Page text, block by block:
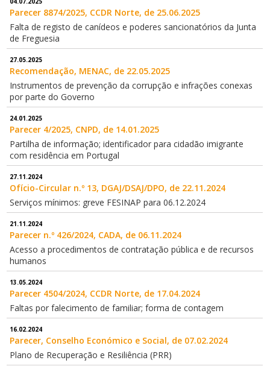
Parecer 8874/2025, CCDR Norte, de 25.06.2025
Falta de registo de canídeos e poderes sancionatórios da Junta
de Freguesia
27.05.2025
Recomendação, MENAC, de 22.05.2025
Instrumentos de prevenção da corrupção e infrações conexas
por parte do Governo
24.01.2025
Parecer 4/2025, CNPD, de 14.01.2025
Partilha de informação; identificador para cidadão imigrante
com residência em Portugal
27.11.2024
Ofício-Circular n.º 13, DGAJ/DSAJ/DPO, de 22.11.2024
Serviços mínimos: greve FESINAP para 06.12.2024
21.11.2024
Parecer n.º 426/2024, CADA, de 06.11.2024
Acesso a procedimentos de contratação pública e de recursos
humanos
13.05.2024
Parecer 4504/2024, CCDR Norte, de 17.04.2024
Faltas por falecimento de familiar; forma de contagem
16.02.2024
Parecer, Conselho Económico e Social, de 07.02.2024
Plano de Recuperação e Resiliência (PRR)